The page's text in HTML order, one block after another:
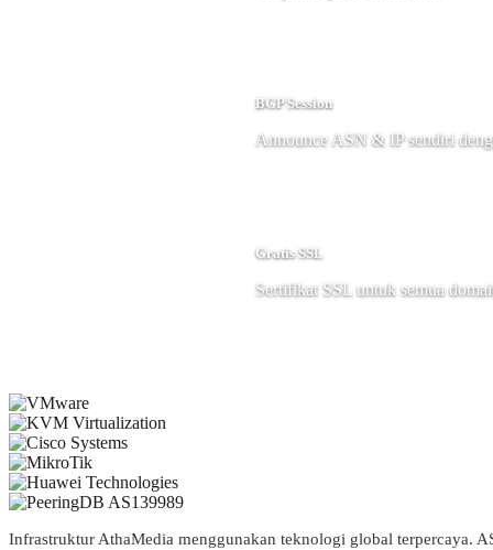
BGP Session
Announce ASN & IP sendiri
Gratis SSL
Sertifikat SSL untuk semua
Infrastruktur AthaMedia menggunakan teknologi global terpercaya.